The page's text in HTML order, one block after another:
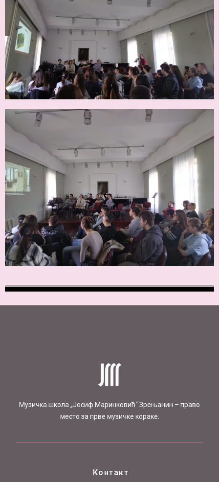
Mузичка школа „Јосиф Маринковић“ Зрењанин – право
место за прве музичке кораке.
Контакт